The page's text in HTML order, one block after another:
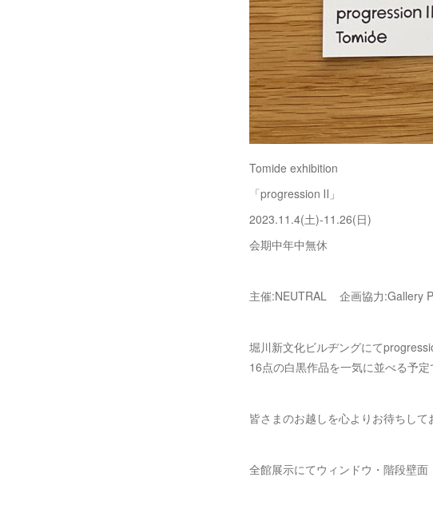
Tomide exhibition
「progression Ⅱ」
2023.11.4(土)-11.26(日)
会期中年中無休
主催:NEUTRAL 企画協力:Gallery
堀川新文化ビルヂングにて
16点の白黒作品を一気に並べる予定
皆さまのお越しを心よりお待ちして
全館展示にてウィンドウ・階段壁面